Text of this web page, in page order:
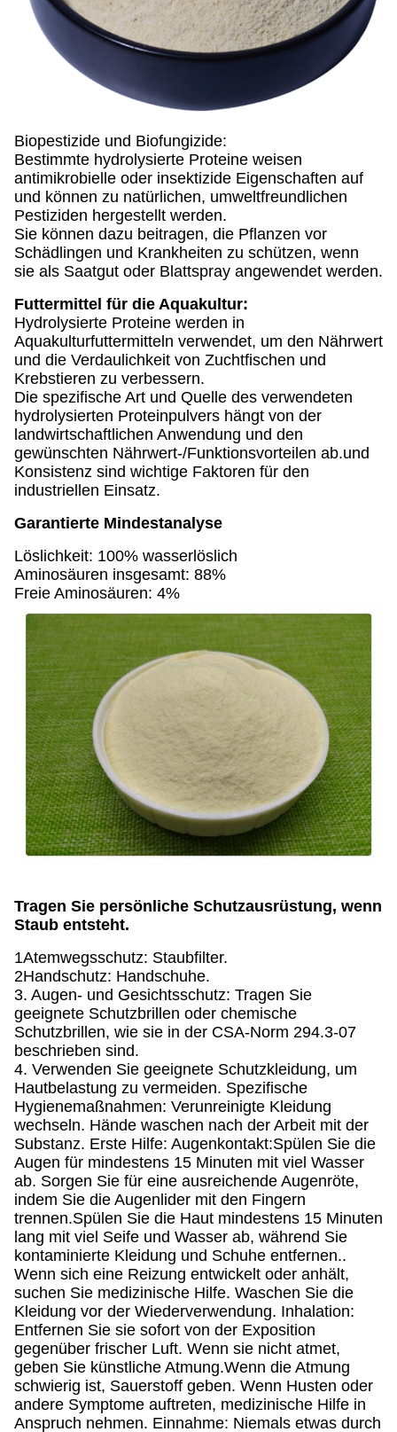
Biopestizide und Biofungizide:
Bestimmte hydrolysierte Proteine weisen
antimikrobielle oder insektizide Eigenschaften auf
und können zu natürlichen, umweltfreundlichen
Pestiziden hergestellt werden.
Sie können dazu beitragen, die Pflanzen vor
Schädlingen und Krankheiten zu schützen, wenn
sie als Saatgut oder Blattspray angewendet werden.
Futtermittel für die Aquakultur:
Hydrolysierte Proteine werden in
Aquakulturfuttermitteln verwendet, um den Nährwert
und die Verdaulichkeit von Zuchtfischen und
Krebstieren zu verbessern.
Die spezifische Art und Quelle des verwendeten
hydrolysierten Proteinpulvers hängt von der
landwirtschaftlichen Anwendung und den
gewünschten Nährwert-/Funktionsvorteilen ab.und
Konsistenz sind wichtige Faktoren für den
industriellen Einsatz.
Garantierte Mindestanalyse
Löslichkeit: 100% wasserlöslich
Aminosäuren insgesamt: 88%
Freie Aminosäuren: 4%
Tragen Sie persönliche Schutzausrüstung, wenn
Staub entsteht.
1Atemwegsschutz: Staubfilter.
2Handschutz: Handschuhe.
3. Augen- und Gesichtsschutz: Tragen Sie
geeignete Schutzbrillen oder chemische
Schutzbrillen, wie sie in der CSA-Norm 294.3-07
beschrieben sind.
4. Verwenden Sie geeignete Schutzkleidung, um
Hautbelastung zu vermeiden. Spezifische
Hygienemaßnahmen: Verunreinigte Kleidung
wechseln. Hände waschen nach der Arbeit mit der
Substanz. Erste Hilfe: Augenkontakt:Spülen Sie die
Augen für mindestens 15 Minuten mit viel Wasser
ab. Sorgen Sie für eine ausreichende Augenröte,
indem Sie die Augenlider mit den Fingern
trennen.Spülen Sie die Haut mindestens 15 Minuten
lang mit viel Seife und Wasser ab, während Sie
kontaminierte Kleidung und Schuhe entfernen..
Wenn sich eine Reizung entwickelt oder anhält,
suchen Sie medizinische Hilfe. Waschen Sie die
Kleidung vor der Wiederverwendung. Inhalation:
Entfernen Sie sie sofort von der Exposition
gegenüber frischer Luft. Wenn sie nicht atmet,
geben Sie künstliche Atmung.Wenn die Atmung
schwierig ist, Sauerstoff geben. Wenn Husten oder
andere Symptome auftreten, medizinische Hilfe in
Anspruch nehmen. Einnahme: Niemals etwas durch